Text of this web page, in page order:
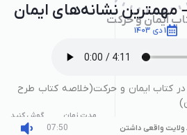
نشانه‌های ایمانایمان و حرکت
1 دی 1403
در کتاب ایمان و حرکت(خلاصه کتاب طرح
مدت زمان
گوش کنید
واقعی داشتن
07:50